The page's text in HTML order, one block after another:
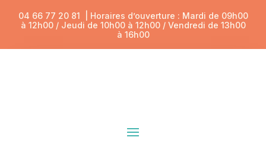
04 66 77 20 81
| Horaires d’ouverture : Mardi de 09h00
à 12h00 / Jeudi de 10h00 à 12h00 / Vendredi de 13h00
à 16h00